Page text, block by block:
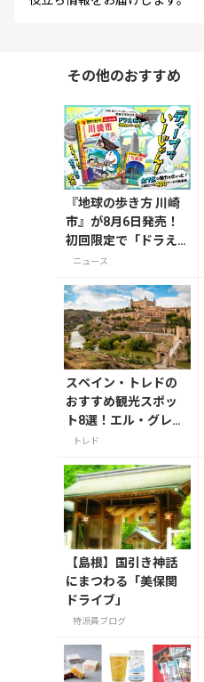
その他のおすすめ
『地球の歩き方 川崎
市』が8月6日発売！
初回限定で「ドラえ
もん」描き下ろし特
ニュース
スペイン・トレドの
おすすめ観光スポッ
ト8選！エル・グレコ
の傑作や古都の魅力
トレド
【島根】国引き神話
にまつわる「美保関
ドライブ」
特派員ブログ